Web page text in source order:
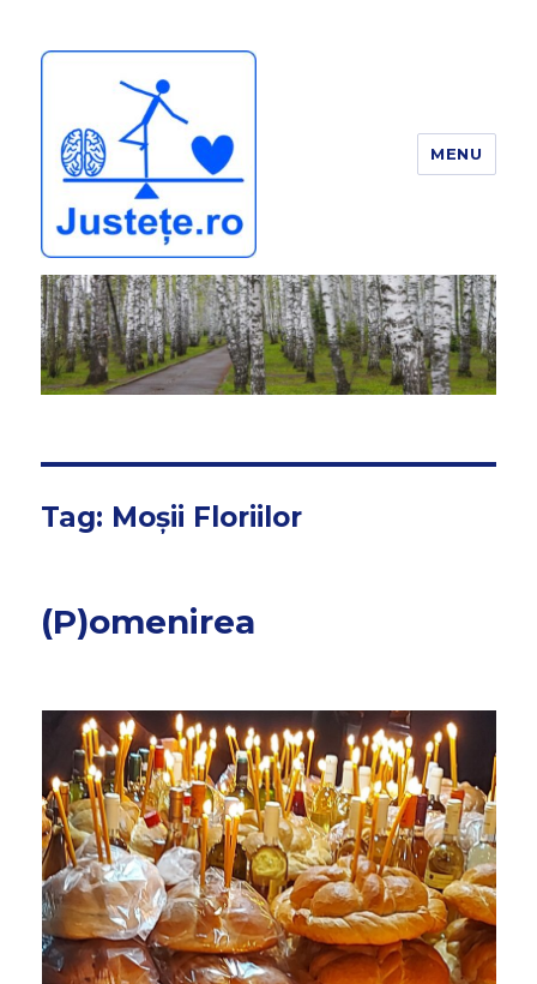
JUSTEȚE
MENU
Tag: Moșii Floriilor
(P)omenirea